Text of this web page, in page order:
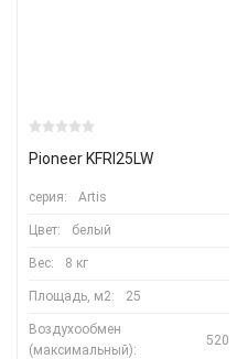
Pioneer KFRI25LW
серия: Artis
Цвет: белый
Вес: 8 кг
Площадь, м2: 25
Воздухообмен
(максимальный):
520